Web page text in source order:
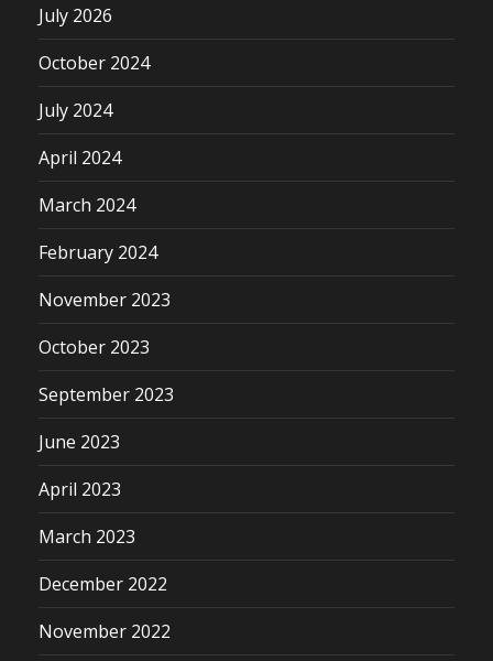
July 2026
October 2024
July 2024
April 2024
March 2024
February 2024
November 2023
October 2023
September 2023
June 2023
April 2023
March 2023
December 2022
November 2022